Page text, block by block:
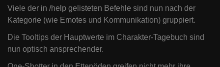
Viele der in /help gelisteten Befehle sind nun nach der
Kategorie (wie Emotes und Kommunikation) gruppiert.
Die Tooltips der Hauptwerte im Charakter-Tagebuch sind
nun optisch ansprechender.